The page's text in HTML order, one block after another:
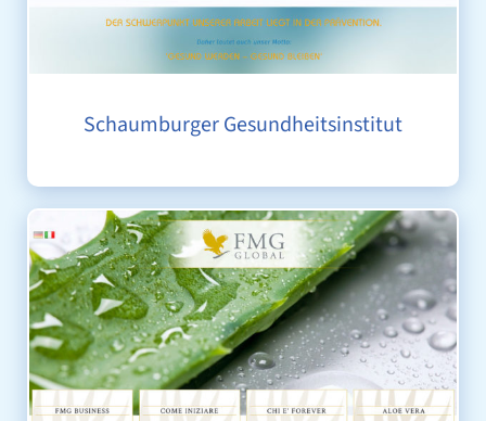
Schaumburger Gesundheitsinstitut
FMG GLOBAL ITALIEN